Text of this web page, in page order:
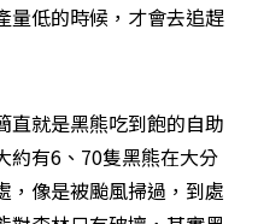
量低的時候，才會去追趕
直就是黑熊吃到飽的自助
約有6、70隻黑熊在大分
，像是被颱風掃過，到處